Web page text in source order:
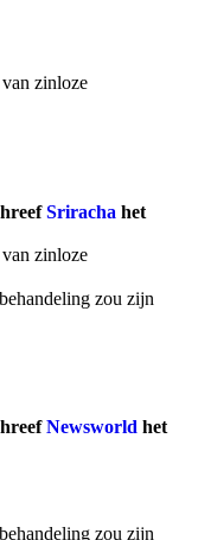
zinloze
Sriracha het
zinloze
zou zijn
Newsworld het
zou zijn